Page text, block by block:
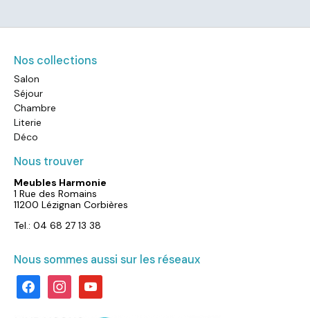
Nos collections
Salon
Séjour
Chambre
Literie
Déco
Nous trouver
Meubles Harmonie
1 Rue des Romains
11200 Lézignan Corbières
Tel.: 04 68 27 13 38
Nous sommes aussi sur les réseaux
facebookinstagramyoutube